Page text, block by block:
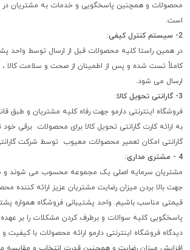
است.
2- سیستم کنترل کیفی:
در همین راستا کلیه محصولات قبل از ارسال توسط واحد
کاملاٌ تست شده و پس از اطمینان از صحت و سلامت کالا
ارسال می شود.
3- گارانتی تحویل کالا:
فروشگاه اینترنتی دارمو جهت رفاه کلیه مشتریان و طبق
به ارائه کارت گارانتی تحویل کالا برای محصولات برقی
گارانتی امکان تعمیر محصولات معیوب توسط شرکت
4 - مشتری مداری:
مشتریان سرمایه اصلی یک مجموعه محسوب می شوند و ما
جهت بالا بردن میزان رضایت مشتریان عزیز ارائه کننده
قیمتی مناسب باشیم. واحد پشتیبانی فروشگاه همواره
پاسخگویی کلیه سوالات و برطرف کردن مشکلات را بر عهده
دیدگاه فروشگاه اینترنتی دارمو ارائه محصولات با کیفیت